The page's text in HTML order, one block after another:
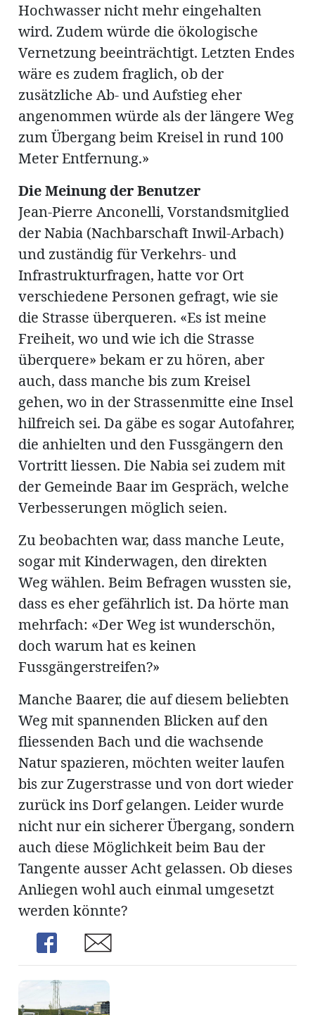
Hochwasser nicht mehr eingehalten
wird. Zudem würde die ökologische
Vernetzung beeinträchtigt. Letzten Endes
wäre es zudem fraglich, ob der
zusätzliche Ab- und Aufstieg eher
angenommen würde als der längere Weg
zum Übergang beim Kreisel in rund 100
Meter Entfernung.»
Die Meinung der Benutzer
Jean-Pierre Anconelli, Vorstandsmitglied
der Nabia (Nachbarschaft Inwil-Arbach)
und zuständig für Verkehrs- und
Infrastrukturfragen, hatte vor Ort
verschiedene Personen gefragt, wie sie
die Strasse überqueren. «Es ist meine
Freiheit, wo und wie ich die Strasse
überquere» bekam er zu hören, aber
auch, dass manche bis zum Kreisel
gehen, wo in der Strassenmitte eine Insel
hilfreich sei. Da gäbe es sogar Autofahrer,
die anhielten und den Fussgängern den
Vortritt liessen. Die Nabia sei zudem mit
der Gemeinde Baar im Gespräch, welche
Verbesserungen möglich seien.
Zu beobachten war, dass manche Leute,
sogar mit Kinderwagen, den direkten
Weg wählen. Beim Befragen wussten sie,
dass es eher gefährlich ist. Da hörte man
mehrfach: «Der Weg ist wunderschön,
doch warum hat es keinen
Fussgängerstreifen?»
Manche Baarer, die auf diesem beliebten
Weg mit spannenden Blicken auf den
fliessenden Bach und die wachsende
Natur spazieren, möchten weiter laufen
bis zur Zugerstrasse und von dort wieder
zurück ins Dorf gelangen. Leider wurde
nicht nur ein sicherer Übergang, sondern
auch diese Möglichkeit beim Bau der
Tangente ausser Acht gelassen. Ob dieses
Anliegen wohl auch einmal umgesetzt
werden könnte?
Share
Share